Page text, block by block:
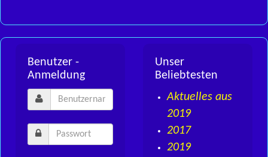
Benutzer -
Anmeldung
Unser
Beliebtesten
Aktuelles aus
2019
2017
2019